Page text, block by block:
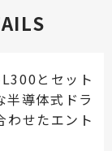
とセット
半導体式ドラ
わせたエント